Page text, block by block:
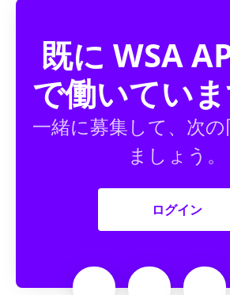
既に WSA
で働いてい
一緒に募集して、次の
ましょう。
ログイン